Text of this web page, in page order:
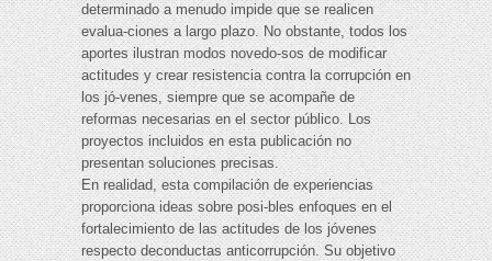
determinado a menudo impide que se realicen
evalua-ciones a largo plazo. No obstante, todos los
aportes ilustran modos novedo-sos de modificar
actitudes y crear resistencia contra la corrupción en
los jó-venes, siempre que se acompañe de
reformas necesarias en el sector público. Los
proyectos incluidos en esta publicación no
presentan soluciones precisas.
En realidad, esta compilación de experiencias
proporciona ideas sobre posi-bles enfoques en el
fortalecimiento de las actitudes de los jóvenes
respecto deconductas anticorrupción. Su objetivo